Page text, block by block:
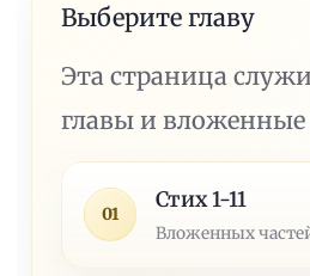
Выберите главу
Эта страница
главы и
01
Стих 1-11
Вложенных